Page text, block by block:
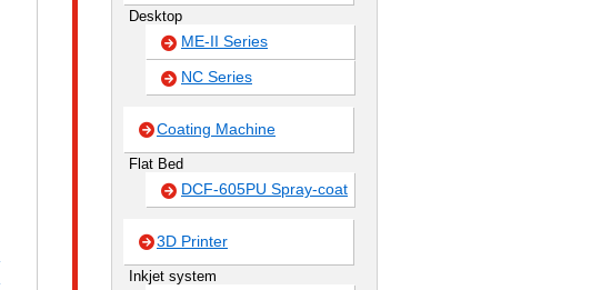
Desktop
ME-II Series
NC Series
Coating Machine
Flat Bed
DCF-605PU Spray-coat
3D Printer
Inkjet system